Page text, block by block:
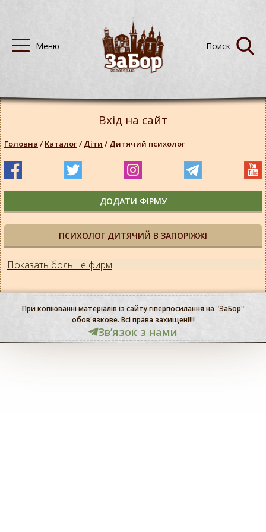
ПСИХОЛОГ ДИТЯЧИЙ В ЗАПОРІЖЖІ
Показать больше фирм
Вхід на сайт
Головна / Каталог/ Діти / Дитячий психолог
ДОДАТИ ФІРМУ
При копіюванні матеріалів із сайту гіперпосилання на "ЗаБор"
обов'язкове. Всі права захищені!!!
Звʼязок з нами